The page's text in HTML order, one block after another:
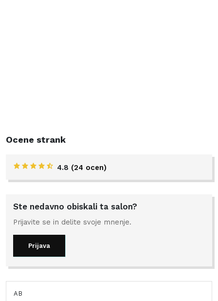
Ocene strank
4.8 (24 ocen)
Ste nedavno obiskali ta salon?
Prijavite se in delite svoje mnenje.
Prijava
AB